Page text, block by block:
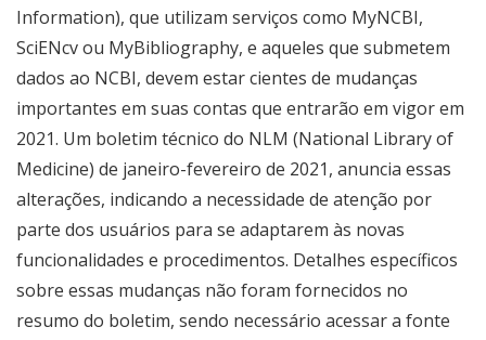
Information), que utilizam serviços como MyNCBI,
SciENcv ou MyBibliography, e aqueles que submetem
dados ao NCBI, devem estar cientes de mudanças
importantes em suas contas que entrarão em vigor em
2021. Um boletim técnico do NLM (National Library of
Medicine) de janeiro-fevereiro de 2021, anuncia essas
alterações, indicando a necessidade de atenção por
parte dos usuários para se adaptarem às novas
funcionalidades e procedimentos. Detalhes específicos
sobre essas mudanças não foram fornecidos no
resumo do boletim, sendo necessário acessar a fonte